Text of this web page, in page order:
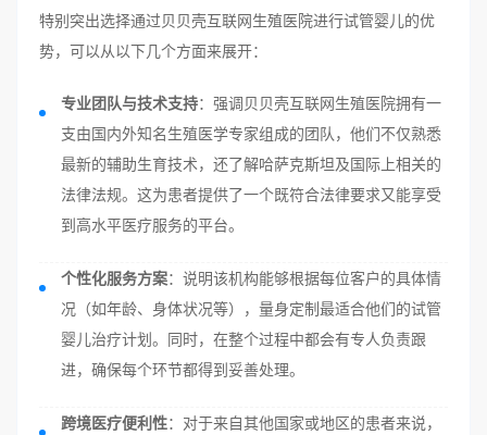
特别突出选择通过贝贝壳互联网生殖医院进行试管婴儿的优
势，可以从以下几个方面来展开：
专业团队与技术支持：强调贝贝壳互联网生殖医院拥有一
支由国内外知名生殖医学专家组成的团队，他们不仅熟悉
最新的辅助生育技术，还了解哈萨克斯坦及国际上相关的
法律法规。这为患者提供了一个既符合法律要求又能享受
到高水平医疗服务的平台。
个性化服务方案：说明该机构能够根据每位客户的具体情
况（如年龄、身体状况等），量身定制最适合他们的试管
婴儿治疗计划。同时，在整个过程中都会有专人负责跟
进，确保每个环节都得到妥善处理。
跨境医疗便利性：对于来自其他国家或地区的患者来说，